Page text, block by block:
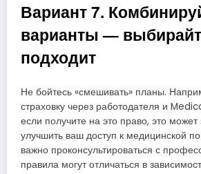
Вариант 7.
варианты —
подходит
Не бойтесь «смешивать» планы.
страховку через работодателя и
если получите на это право, это может
улучшить ваш доступ к медицинской
важно проконсультироваться с
правила могут отличаться в